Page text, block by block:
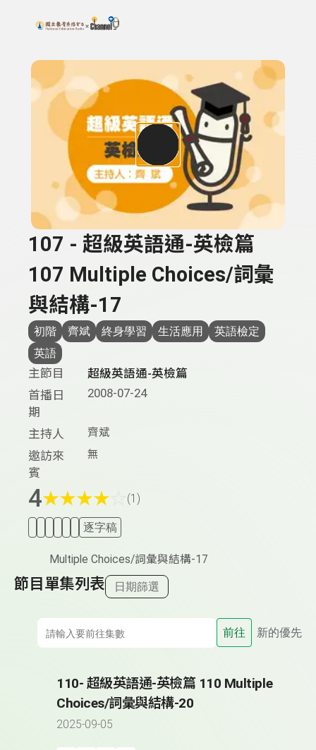
上方功能區塊
搜尋關鍵字：可輸入節目名稱、主持人或關鍵字
107 - 超級英語通-英檢篇
107 Multiple Choices/詞彙
與結構-17
初階 齊斌 終身學習 生活應用
英語檢定
英語
主節目
超級英語通-英檢篇
首播日
期
2008-07-24
主持人 齊斌
邀訪來
賓
無
4★★★★ (1)
逐字稿
Multiple Choices/詞彙與結構-17
節目單集列表 日期篩選
前往 新的優先
110- 超級英語通-英檢篇 110 Multiple
Choices/詞彙與結構-20
2025-09-05